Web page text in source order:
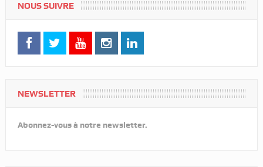
NOUS SUIVRE
NEWSLETTER
Abonnez-vous à notre newsletter.